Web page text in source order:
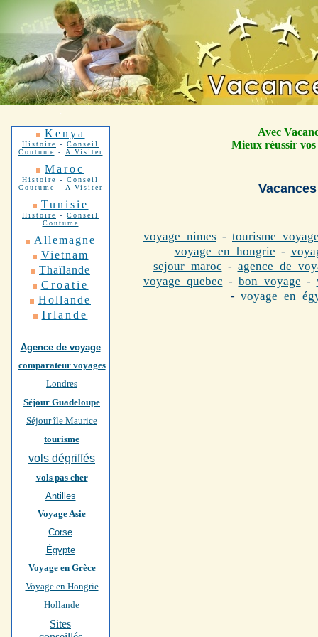
.
Kenya
Histoire -
Conseil
Coutume
- A Visiter
Maroc
Histoire - Conseil
Coutume
- A Visiter
Tunisie
Histoire - Conseil
Coutume
Allemagne
Vietnam
Thaïlande
Croatie
Hollande
Irlande
Agence de voyage
comparateur voyages
Londres
Séjour Guadeloupe
Séjour île Maurice
tourisme
vols dégriffés
vols pas cher
Antilles
Voyage Asie
Corse
Égypte
Voyage en Grèce
Voyage en Hongrie
Hollande
Sites
Avec
Mieux réussir vos
voyage_nimes -
voyage_en_hongrie -
sejour_maroc -
voyage_quebec - bon_voyage -
-